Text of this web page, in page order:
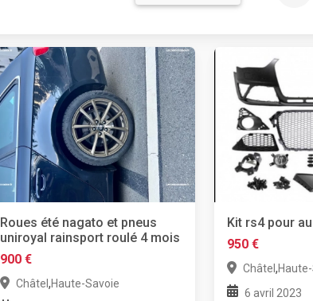
Roues été nagato et pneus
uniroyal rainsport roulé 4 mois
900 €
Châtel ,Haute-Savoie
Kit rs4 pour
950 €
Châtel ,
6 avril 2023